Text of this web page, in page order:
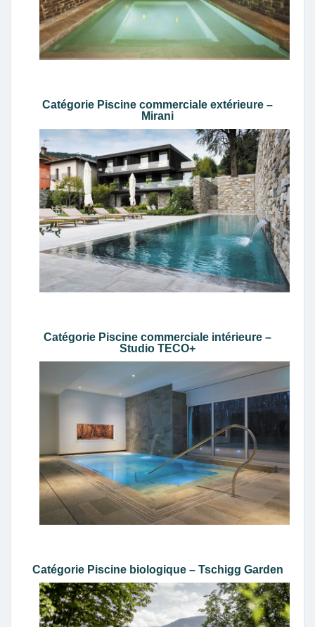
Catégorie Piscine commerciale extérieure –
Mirani
Catégorie Piscine commerciale intérieure –
Studio TECO+
Catégorie Piscine biologique – Tschigg Garden